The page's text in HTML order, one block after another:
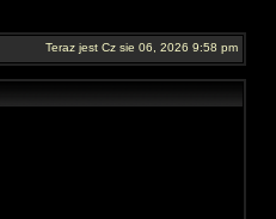
Teraz jest Cz sie 06, 2026 9:58 pm